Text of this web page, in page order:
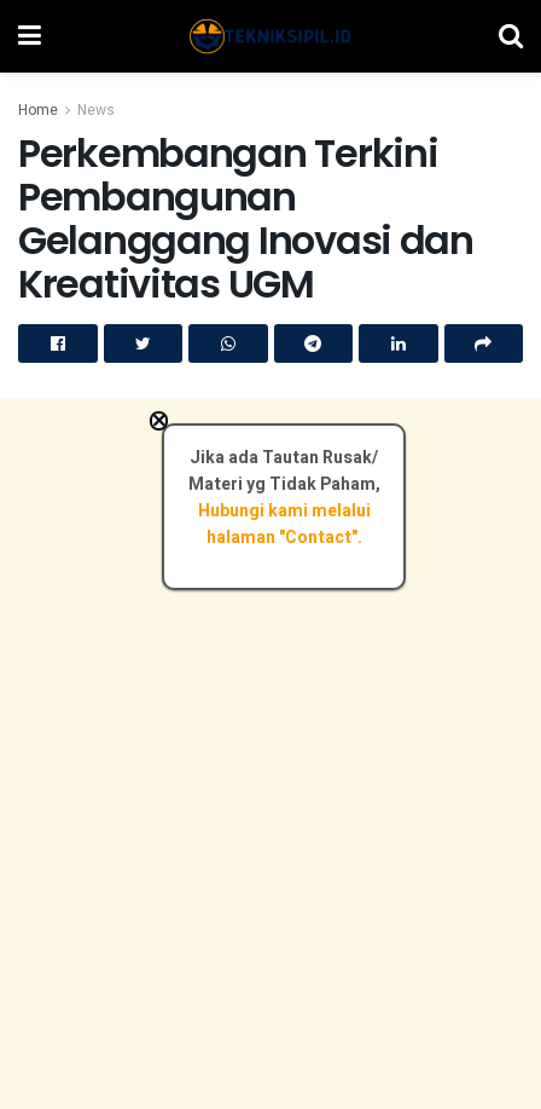
Home News
Perkembangan Terkini
Pembangunan
Gelanggang Inovasi dan
Kreativitas UGM
Jika ada Tautan Rusak/
Materi yg Tidak Paham,
Hubungi kami melalui
halaman "Contact".
×